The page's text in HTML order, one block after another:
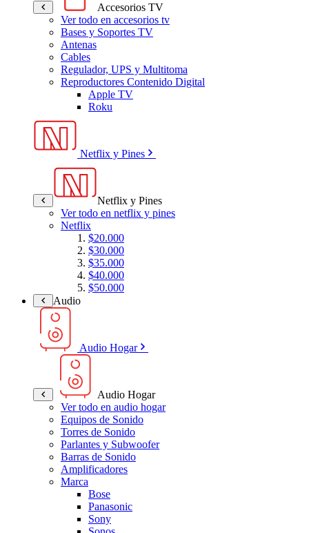
Accesorios TV
Ver todo en accesorios tv
Bases y Soportes TV
Antenas
Cables
Regulador, UPS y Multitoma
Reproductores Contenido Digital
Apple TV
Roku
Netflix y Pines
Netflix y Pines
Ver todo en netflix y pines
Netflix
$20.000
$30.000
$35.000
$40.000
$50.000
Audio
Audio Hogar
Audio Hogar
Ver todo en audio hogar
Equipos de Sonido
Torres de Sonido
Parlantes y Subwoofer
Barras de Sonido
Amplificadores
Marca
Bose
Panasonic
Sony